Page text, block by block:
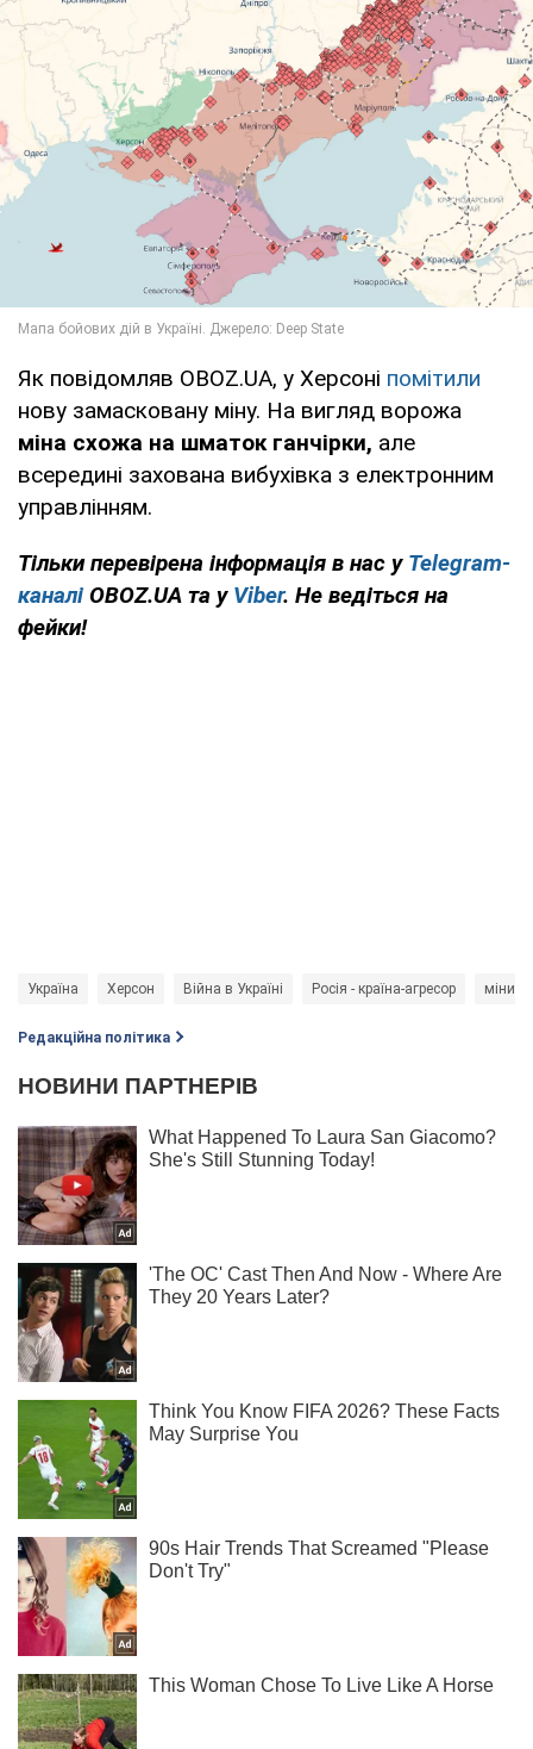
Як повідомляв OBOZ.UA, у Херсоні помітили
нову замасковану міну. На вигляд ворожа
міна схожа на шматок ганчірки, але
всередині захована вибухівка з електронним
управлінням.
Тільки перевірена інформація в нас у Telegram-
каналі OBOZ.UA та у Viber. Не ведіться на
фейки!
Україна Херсон Війна в Україні Росія - країна-агресор міни
Редакційна політика